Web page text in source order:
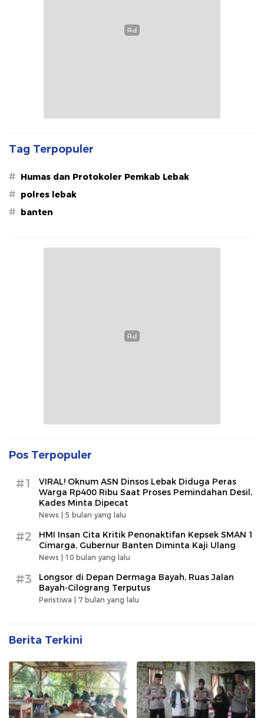
Tag Terpopuler
# Humas dan Protokoler Pemkab Lebak
# polres lebak
# banten
Pos Terpopuler
#1
VIRAL! Oknum ASN Dinsos Lebak Diduga Peras
Warga Rp400 Ribu Saat Proses Pemindahan Desil,
Kades Minta Dipecat
News | 5 bulan yang lalu
#2
HMI Insan Cita Kritik Penonaktifan Kepsek SMAN 1
Cimarga, Gubernur Banten Diminta Kaji Ulang
News | 10 bulan yang lalu
#3
Longsor di Depan Dermaga Bayah, Ruas Jalan
Bayah-Cilograng Terputus
Peristiwa | 7 bulan yang lalu
Berita Terkini